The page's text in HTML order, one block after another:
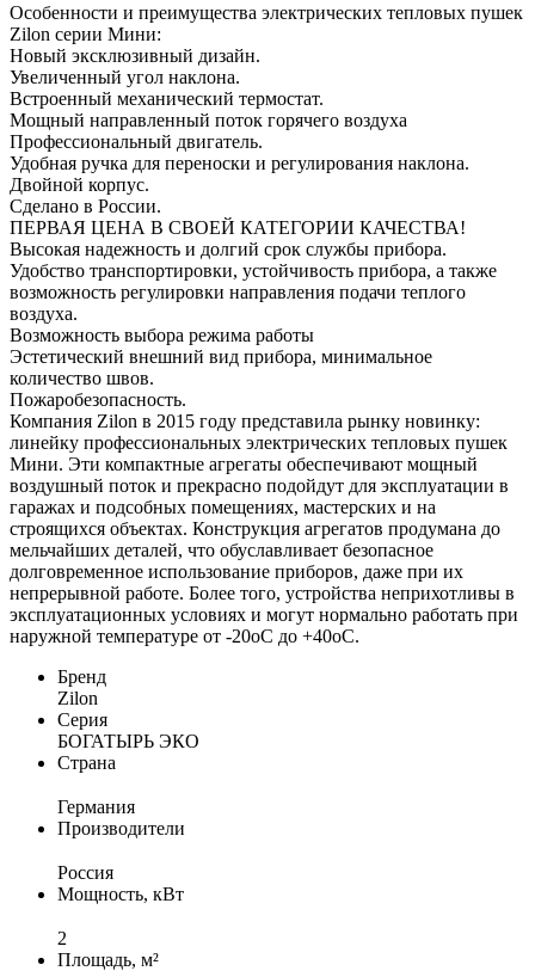
Особенности и преимущества электрических тепловых пушек
Zilon серии Мини:
Новый эксклюзивный дизайн.
Увеличенный угол наклона.
Встроенный механический термостат.
Мощный направленный поток горячего воздуха
Профессиональный двигатель.
Удобная ручка для переноски и регулирования наклона.
Двойной корпус.
Сделано в России.
ПЕРВАЯ ЦЕНА В СВОЕЙ КАТЕГОРИИ КАЧЕСТВА!
Высокая надежность и долгий срок службы прибора.
Удобство транспортировки, устойчивость прибора, а также
возможность регулировки направления подачи теплого
воздуха.
Возможность выбора режима работы
Эстетический внешний вид прибора, минимальное
количество швов.
Пожаробезопасность.
Компания Zilon в 2015 году представила рынку новинку:
линейку профессиональных электрических тепловых пушек
Мини. Эти компактные агрегаты обеспечивают мощный
воздушный поток и прекрасно подойдут для эксплуатации в
гаражах и подсобных помещениях, мастерских и на
строящихся объектах. Конструкция агрегатов продумана до
мельчайших деталей, что обуславливает безопасное
долговременное использование приборов, даже при их
непрерывной работе. Более того, устройства неприхотливы в
эксплуатационных условиях и могут нормально работать при
наружной температуре от -20оС до +40оС.
Бренд
Zilon
Серия
БОГАТЫРЬ ЭКО
Страна
Германия
Производители
Россия
Мощность, кВт
2
Площадь, м²